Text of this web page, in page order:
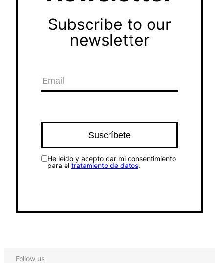
Subscribe to our
newsletter
He leído y acepto dar mi consentimiento
para el tratamiento de datos.
Follow us